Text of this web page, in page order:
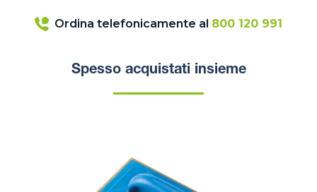
Ordina telefonicamente al 800 120 991
Spesso acquistati insieme